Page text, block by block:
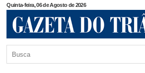
Quinta-feira, 06 de Agosto de 2026